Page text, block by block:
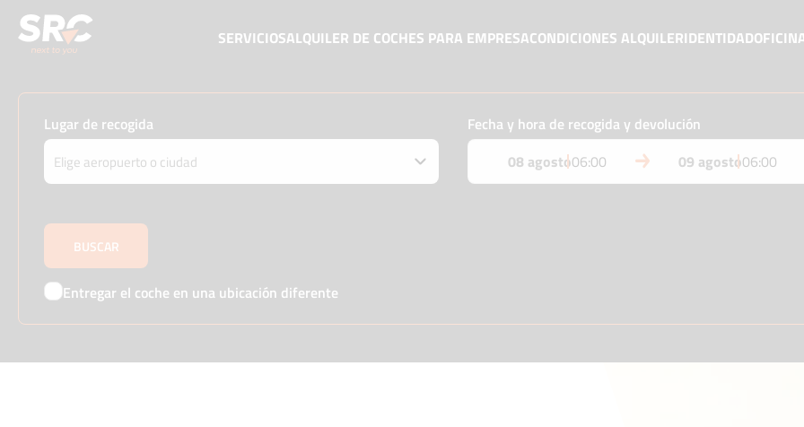
SERVICIOSALQUILER DE COCHES PARA EMPRESACONDICIONES ALQUILERIDENTIDAD
Lugar de recogida
Fecha y hora de recogida y devolución
08 agosto06:00 09 agosto06:00
Entregar el coche en una ubicación diferente